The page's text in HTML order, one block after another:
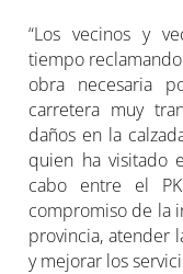
“Los vecinos y
tiempo
obra necesaria
carretera muy
daños en la
quien ha visitado
cabo entre el
compromiso de la
provincia, atender
y mejorar los